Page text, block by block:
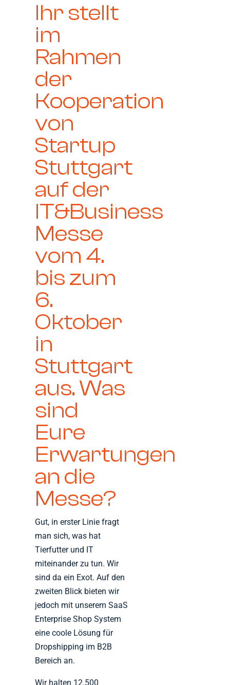
Ihr stellt
im
Rahmen
der
Kooperation
von
Startup
Stuttgart
auf der
IT&Business
Messe
vom 4.
bis zum
6.
Oktober
in
Stuttgart
aus. Was
sind
Eure
Erwartungen
an die
Messe?
Gut, in erster Linie fragt
man sich, was hat
Tierfutter und IT
miteinander zu tun. Wir
sind da ein Exot. Auf den
zweiten Blick bieten wir
jedoch mit unserem SaaS
Enterprise Shop System
eine coole Lösung für
Dropshipping im B2B
Bereich an.
Wir halten 12.500